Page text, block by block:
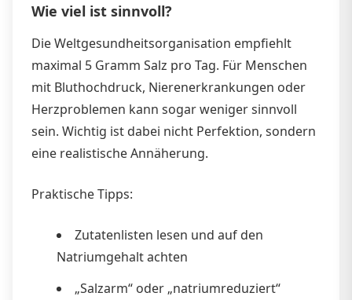
Wie viel ist sinnvoll?
Die Weltgesundheitsorganisation empfiehlt
maximal 5 Gramm Salz pro Tag. Für Menschen
mit Bluthochdruck, Nierenerkrankungen oder
Herzproblemen kann sogar weniger sinnvoll
sein. Wichtig ist dabei nicht Perfektion, sondern
eine realistische Annäherung.
Praktische Tipps:
Zutatenlisten lesen und auf den
Natriumgehalt achten
„Salzarm“ oder „natriumreduziert“